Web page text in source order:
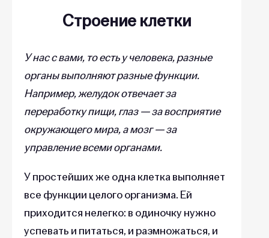
Строение клетки
У нас с вами, то есть у человека, разные
органы выполняют разные функции.
Например, желудок отвечает за
переработку пищи, глаз — за восприятие
окружающего мира, а мозг — за
управление всеми органами.
У простейших же одна клетка выполняет
все функции целого организма. Ей
приходится нелегко: в одиночку нужно
успевать и питаться, и размножаться, и